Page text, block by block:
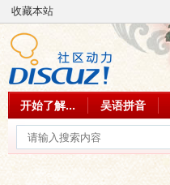
收藏本站
开始了解... 吴语拼音